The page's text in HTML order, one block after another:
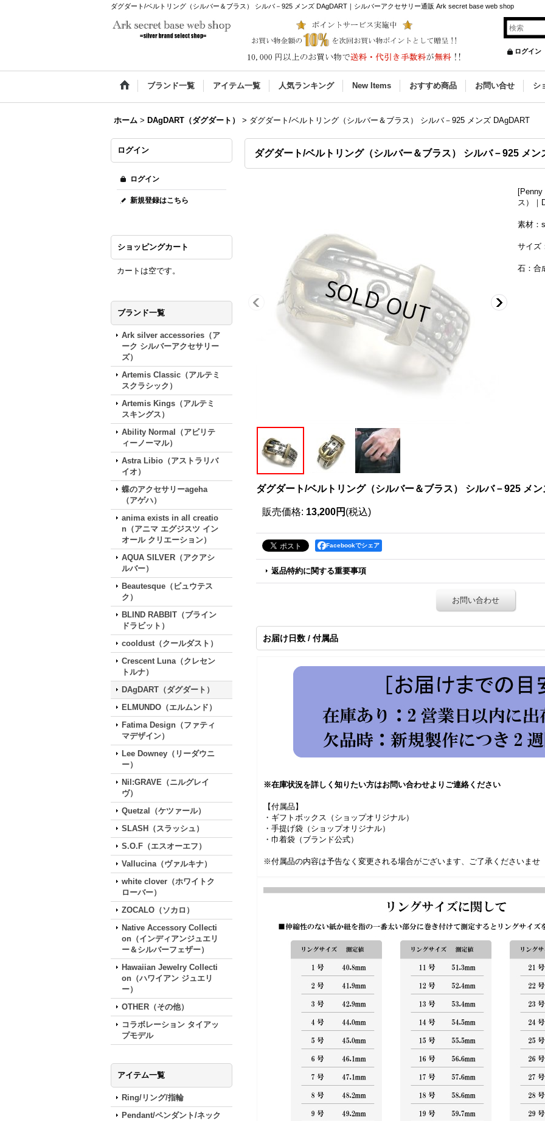
ダグダート/ベルトリング（シルバー＆ブラス） シルバ－925 メンズ DAgDART｜シルバーアクセサリー通販 Ark secret base web shop
ログイン
ブランド一覧 アイテム一覧 人気ランキング New Items おすすめ商品 お問い合せ シ
ホーム > DAgDART（ダグダート） > ダグダート/ベルトリング（シルバー＆ブラス） シルバ－925 メンズ DAgDART
ログイン
ログイン
新規登録はこちら
ショッピングカート
カートは空です。
ブランド一覧
Ark silver accessories（ア
ーク シルバーアクセサリー
ズ）
Artemis Classic（アルテミ
スクラシック）
Artemis Kings（アルテミ
スキングス）
Ability Normal（アビリテ
ィーノーマル）
Astra Libio（アストラリバ
イオ）
蝶のアクセサリーageha
（アゲハ）
anima exists in all creatio
n（アニマ エグジスツ イン
オール クリエーション）
AQUA SILVER（アクアシ
ルバー）
Beautesque（ビュウテス
ク）
BLIND RABBIT（ブライン
ドラビット）
cooldust（クールダスト）
Crescent Luna（クレセン
トルナ）
DAgDART（ダグダート）
ELMUNDO（エルムンド）
Fatima Design（ファティ
マデザイン）
Lee Downey（リーダウニ
ー）
Nil:GRAVE（ニルグレイ
ヴ）
Quetzal（ケツァール）
SLASH（スラッシュ）
S.O.F（エスオーエフ）
Vallucina（ヴァルキナ）
white clover（ホワイトク
ローバー）
ZOCALO（ソカロ）
Native Accessory Collecti
on（インディアンジュエリ
ー＆シルバーフェザー）
Hawaiian Jewelry Collecti
on（ハワイアン ジュエリ
ー）
OTHER（その他）
コラボレーション タイアッ
プモデル
アイテム一覧
Ring/リング/指輪
Pendant/ペンダント/ネック
ダグダート/ベルトリング（シルバー＆ブラス） シルバ－925 メ
ス）｜
素材：
サイズ
石：合
ダグダート/ベルトリング（シルバー＆ブラス） シルバ－925 メ
販売価格: 13,200円 (税込)
Facebookでシェア
返品特約に関する重要事項
お問い合わせ
お届け日数 / 付属品
※在庫状況を詳しく知りたい方はお問い合わせよりご連絡ください
【付属品】
・ギフトボックス（ショップオリジナル）
・手提げ袋（ショップオリジナル）
・巾着袋（ブランド公式）
※付属品の内容は予告なく変更される場合がございます、ご了承くださいませ